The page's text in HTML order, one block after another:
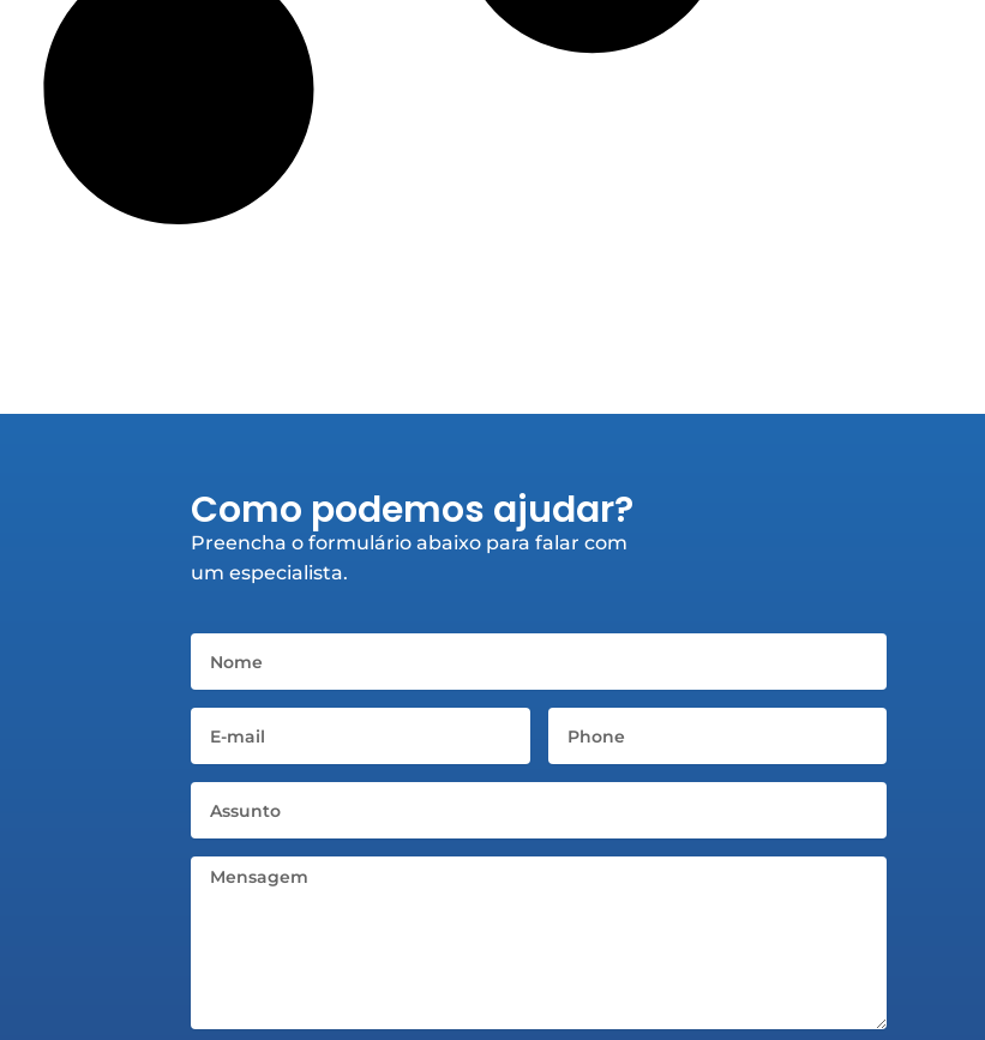
Como podemos ajudar?
Preencha o formulário abaixo para falar com
um especialista.
Mensagem